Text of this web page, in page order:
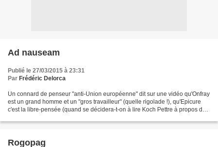
Ad nauseam
Publié le 27/03/2015 à 23:31
Par Frédéric Delorca
Un connard de penseur "anti-Union européenne" dit sur une vidéo qu'Onfray
est un grand homme et un "gros travailleur" (quelle rigolade !), qu'Epicure
c'est la libre-pensée (quand se décidera-t-on à lire Koch Pettre à propos de
Rogopag